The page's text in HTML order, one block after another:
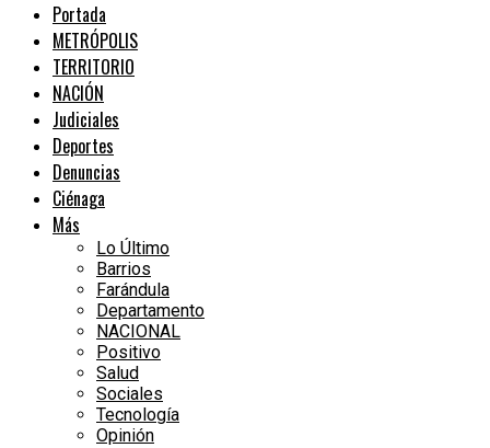
Portada
METRÓPOLIS
TERRITORIO
NACIÓN
Judiciales
Deportes
Denuncias
Ciénaga
Más
Lo Último
Barrios
Farándula
Departamento
NACIONAL
Positivo
Salud
Sociales
Tecnología
Opinión